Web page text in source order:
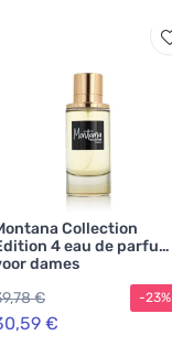
Collection
4 eau de parfum
dames
€
€
-23%